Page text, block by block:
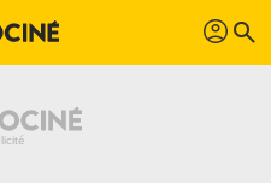
profil search